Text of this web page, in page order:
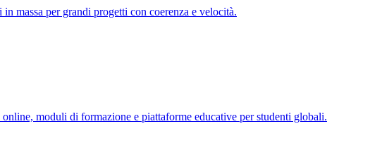
massa per grandi progetti con coerenza e velocità.
moduli di formazione e piattaforme educative per studenti globali.